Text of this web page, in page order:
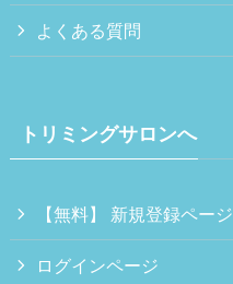
よくある質問
トリミングサロンへ
【無料】 新規登録ページ
ログインページ